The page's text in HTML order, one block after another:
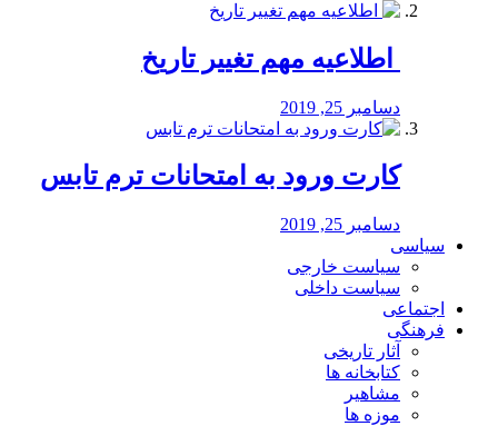
️ اطلاعیه مهم تغییر تاریخ
دسامبر 25, 2019
کارت ورود به امتحانات ترم تابس
دسامبر 25, 2019
سیاسی
سیاست خارجی
سیاست داخلی
اجتماعی
فرهنگی
آثار تاریخی
کتابخانه ها
مشاهیر
موزه ها